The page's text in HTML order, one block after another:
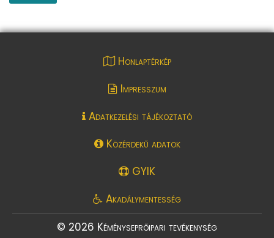
Honlaptérkép
Impresszum
Adatkezelési tájékoztató
Közérdekű adatok
GYIK
Akadálymentesség
© 2026 Kéményseprőipari tevékenység